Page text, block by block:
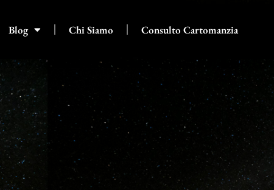
Blog Chi Siamo Consulto Cartomanzia